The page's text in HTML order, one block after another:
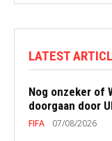
LATEST
Nog onzeker of
doorgaan door
FIFA 07/08/2026